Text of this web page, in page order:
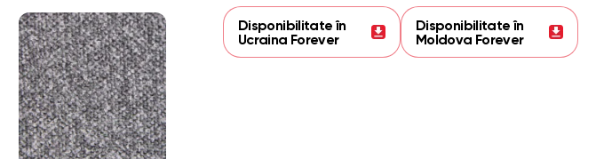
Disponibilitate în
Ucraina Forever
Disponibilitate în
Moldova Forever